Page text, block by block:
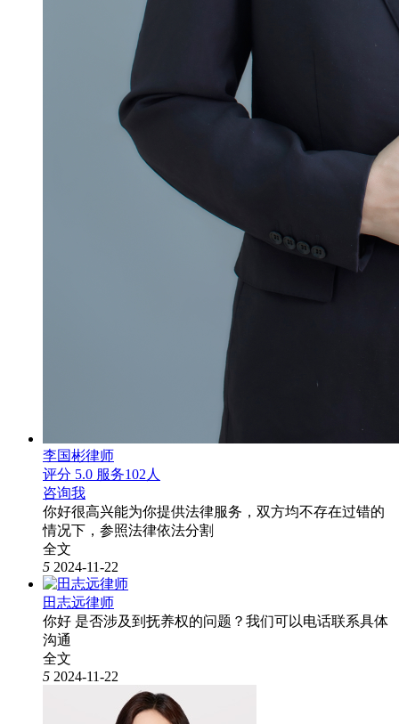
李国彬律师
评分 5.0 服务102人
咨询我
你好很高兴能为你提供法律服务，双方均不存在过错的
情况下，参照法律依法分割
全文
5 2024-11-22
田志远律师
你好 是否涉及到抚养权的问题？我们可以电话联系具体
沟通
全文
5 2024-11-22